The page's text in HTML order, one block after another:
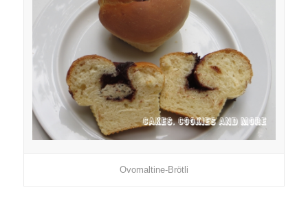
Ovomaltine-Brötli